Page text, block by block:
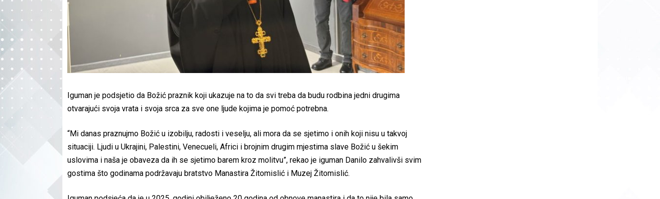
Iguman je podsjetio da Božić praznik koji ukazuje na to da svi treba da budu rodbina jedni drugima
otvarajući svoja vrata i svoja srca za sve one ljude kojima je pomoć potrebna.
“Mi danas praznujmo Božić u izobilju, radosti i veselju, ali mora da se sjetimo i onih koji nisu u takvoj
situaciji. Ljudi u Ukrajini, Palestini, Venecueli, Africi i brojnim drugim mjestima slave Božić u šekim
uslovima i naša je obaveza da ih se sjetimo barem kroz molitvu”, rekao je iguman Danilo zahvalivši svim
gostima što godinama podržavaju bratstvo Manastira Žitomislić i Muzej Žitomislić.